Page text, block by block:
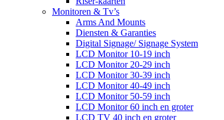
Monitoren & Tv’s
Arms And Mounts
Diensten & Garanties
Digital Signage/ Signage System
LCD Monitor 10-19 inch
LCD Monitor 20-29 inch
LCD Monitor 30-39 inch
LCD Monitor 40-49 inch
LCD Monitor 50-59 inch
LCD Monitor 60 inch en groter
LCD TV 40 inch en groter